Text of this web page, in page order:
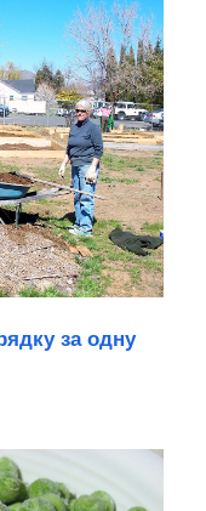
за одну